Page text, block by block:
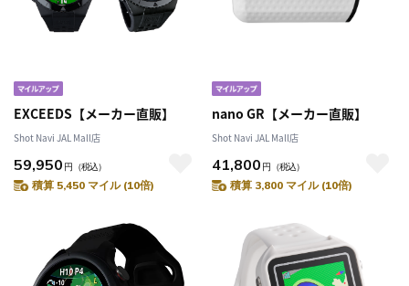
EXCEEDS【メーカー直販】
Shot Navi JAL Mall店
59,950 円 （税込）
積算 5,450 マイル (10倍)
nano GR【メーカー直販】
Shot Navi JAL Mall店
41,800 円 （税込）
積算 3,800 マイル (10倍)